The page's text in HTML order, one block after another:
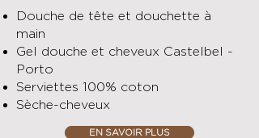
Douche de tête et douchette à
main
Gel douche et cheveux Castelbel -
Porto
Serviettes 100% coton
Sèche-cheveux
EN SAVOIR PLUS